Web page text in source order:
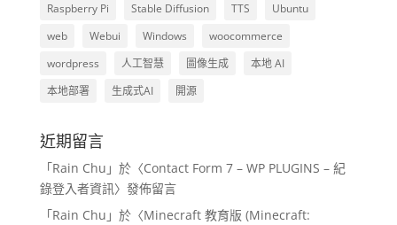
Raspberry Pi
Stable Diffusion TTS
Ubuntu
web
Webui Windows
woocommerce
wordpress
人工智慧 圖像生成
本地 AI
本地部署
生成式AI 開源
近期留言
「Rain Chu 」於〈Contact Form 7 – WP PLUGINS – 紀
錄登入者資訊〉發佈留言
「Rain Chu 」於〈Minecraft 教育版 (Minecraft: